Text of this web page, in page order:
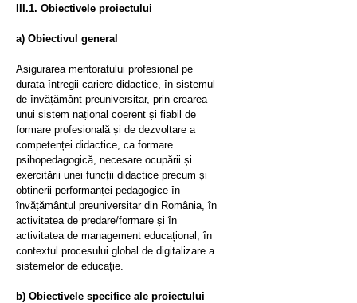
III.1. Obiectivele proiectului
a) Obiectivul general
Asigurarea mentoratului profesional pe
durata întregii cariere didactice, în sistemul
de învățământ preuniversitar, prin crearea
unui sistem național coerent și fiabil de
formare profesională și de dezvoltare a
competenței didactice, ca formare
psihopedagogică, necesare ocupării și
exercitării unei funcții didactice precum și
obținerii performanței pedagogice în
învățământul preuniversitar din România, în
activitatea de predare/formare și în
activitatea de management educațional, în
contextul procesului global de digitalizare a
sistemelor de educație.
b) Obiectivele specifice ale proiectului